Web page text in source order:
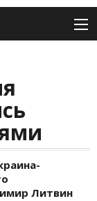
Литвин